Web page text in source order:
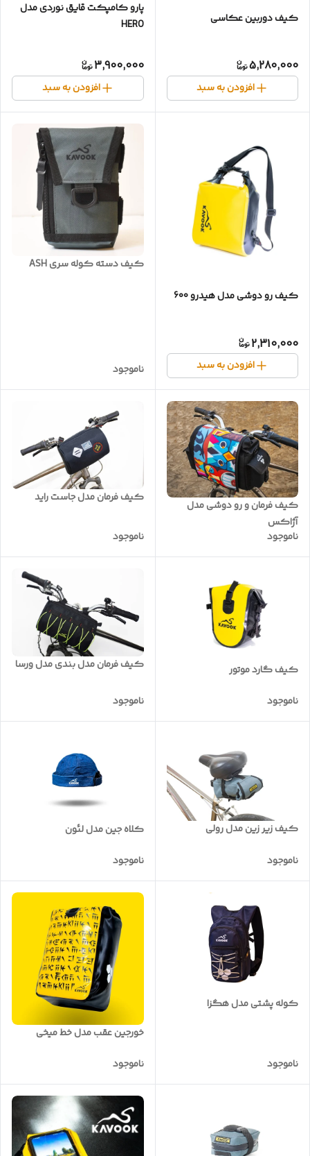
کیف دوربین عکاسی
5,280,000
افزودن به سبد
پارو کامپکت قایق نوردی مدل
HERO
3,900,000
افزودن به سبد
کیف رو دوشی مدل هیدرو 600
2,310,000
افزودن به سبد
کیف دسته کوله سری ASH
ناموجود
کیف فرمان و رو دوشی مدل
آژاکس
ناموجود
کیف فرمان مدل جاست راید
ناموجود
کیف گارد موتور
ناموجود
کیف فرمان مدل بندی مدل ورسا
ناموجود
کیف زیر زین مدل رولی
ناموجود
کلاه جین مدل لئون
ناموجود
کوله پشتی مدل هگزا
ناموجود
خورجین عقب مدل خط میخی
ناموجود